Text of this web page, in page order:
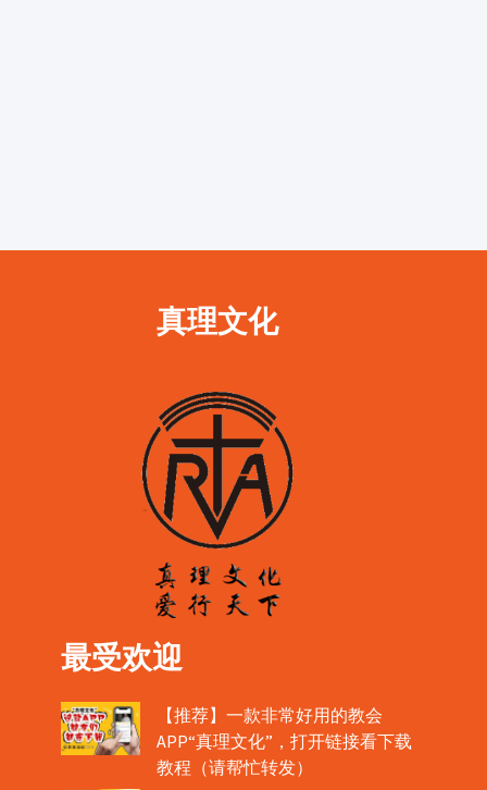
真理文化
最受欢迎
【推荐】一款非常好用的教会
APP“真理文化”，打开链接看下载
教程（请帮忙转发）